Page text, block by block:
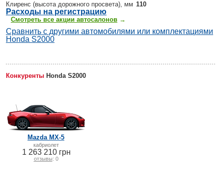
Клиренс (высота дорожного просвета), мм 110
Расходы на регистрацию
Смотреть все акции автосалонов →
Сравнить с другими автомобилями или комплектациями
Honda S2000
Конкуренты Honda S2000
Mazda MX-5
кабриолет
1 263 210 грн
отзывы: 0